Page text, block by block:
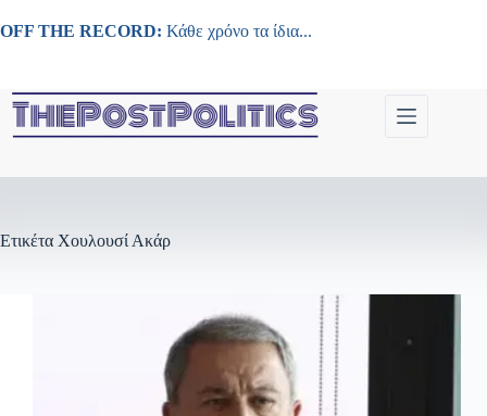
στο
OFF THE RECORD: Κάθε χρόνο τα ίδια...
Ετικέτα Χουλουσί Ακάρ